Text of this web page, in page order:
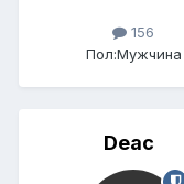
156
Пол:Мужчина
Deac